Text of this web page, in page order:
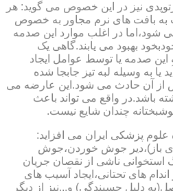
نیز در این خصوص می گوید: هر
بافت های نرم مجاور به خصوص
در اغلب موارد این صدمه
بهبود می یابند.گاهی یک
صدمه یا توسط عوامل ایجاد
به وسیله لبه تیز جابجا شده
از آن حادث می شود.این عارضه می
باشد.در واقع می تواند باعث
چندان شایع نیست.
پزشکی ایران می افزاید:
باز)،دیر جوش خوردن،جوش
استخوانی ناشی از نقصان جریان
های تحتانی،ایجاد آسیب های
دلیل چسبندگی) و...نیز از دیگر